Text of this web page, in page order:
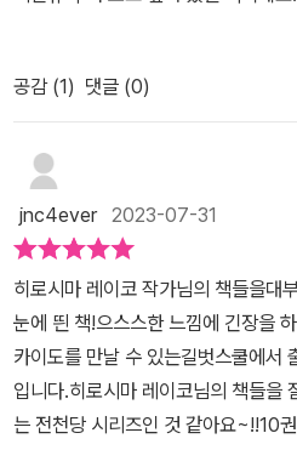
것 같더라고요. 이번엔 18권과 천옥
장히 신나하며 읽었는데요, 여름방학
다시 정주행하며 전천당의 매력에
ㅎ [출판사로부터 도서 협찬을 받았
여 작성함]
이바이 회전목마, 밤바람 골목 극장.
다.^^더운 여름 극장가지 않아도 시
이 나오면 인기가 없으려나?가끔은
원에 무슨 이야기가숨어 있는지 우리
전천당하고는 좀 다르다고 이야기하
있다면서두근두근 대관람차, 지옥의
자 가게에서, 마령의 점술집, 바이바
다르게 밤에 문을 여는신비한 놀이공
새로운 손님을 찾아다니며티켓을 주
데려갑니다하루타는 아빠에게 실망
갑자기 현관에 어떤 남자가 찾아오
도를 만납니다​카이도는 현란한 말솜
니다.​단 조건이 있었죠 뭐든지 간에 1
민 끝에 대관람차를 타기로 합니다.
공감 (1) 댓글 (0)
jnc4ever2023-07-31
히로시마 레이코 작가님의 책들을대
눈에 띈 책!으스스한 느낌에 긴장을
카이도를 만날 수 있는길벗스쿨에서
입니다.​히로시마 레이코님의 책들을
는 전천당 시리즈인 것 같아요~!!10